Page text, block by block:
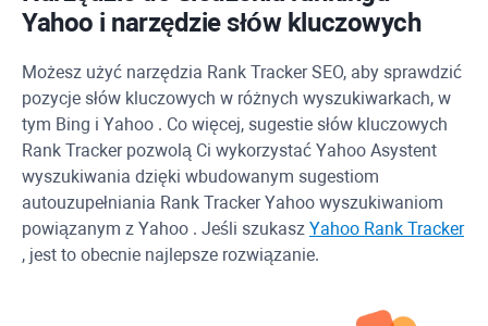
Yahoo i narzędzie słów kluczowych
Możesz użyć narzędzia Rank TrackerSEO, aby sprawdzić
pozycje słów kluczowych w różnych wyszukiwarkach, w
tym Bing i Yahoo . Co więcej, sugestie słów kluczowych
Rank Trackerpozwolą Ci wykorzystać Yahoo Asystent
wyszukiwania dzięki wbudowanym sugestiom
autouzupełniania Rank Tracker Yahoo wyszukiwaniom
powiązanym z Yahoo . Jeśli szukasz Yahoo Rank Tracker
, jest to obecnie najlepsze rozwiązanie.